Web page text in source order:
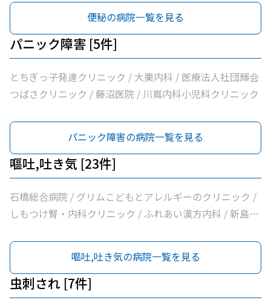
内科・乳腺クリニック / 島田クリニック / 佐藤内科 / コン
フォート下野クリニック / ふじたクリニック / 医療法人社
団輝会つばさクリニック / 藤沼医院 / 石川医院 / やの小児
科医院 / 川嶌内科小児科クリニック / 一般社団法人巨樹の
会新上三川病院 / 小口内科小児科医院 / 山﨑医院 / うえの
クリニック / せんば医院 / どんどんまもろうクリニックし
便秘の病院一覧を見る
パニック障害 [5件]
とちぎっ子発達クリニック / 大栗内科 / 医療法人社団輝会
つばさクリニック / 藤沼医院 / 川嶌内科小児科クリニック
パニック障害の病院一覧を見る
嘔吐,吐き気 [23件]
石橋総合病院 / グリムこどもとアレルギーのクリニック /
しもつけ腎・内科クリニック / ふれあい漢方内科 / 新島内
内科・乳腺クリニック / 島田クリニック / 佐藤内科 / コン
フォート下野クリニック / ふじたクリニック / 医療法人社
団輝会つばさクリニック / 藤沼医院 / 石川医院 / やの小児
科医院 / 川嶌内科小児科クリニック / 一般社団法人巨樹の
嘔吐,吐き気の病院一覧を見る
虫刺され [7件]